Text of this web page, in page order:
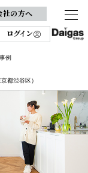
社の方へ
ログイン
例
都渋谷区）